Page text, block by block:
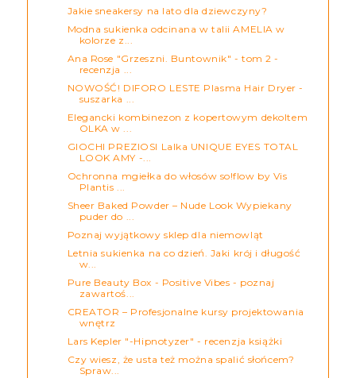
Jakie sneakersy na lato dla dziewczyny?
Modna sukienka odcinana w talii AMELIA w
kolorze z...
Ana Rose "Grzeszni. Buntownik" - tom 2 -
recenzja ...
NOWOŚĆ! DIFORO LESTE Plasma Hair Dryer -
suszarka ...
Elegancki kombinezon z kopertowym dekoltem
OLKA w ...
GIOCHI PREZIOSI Lalka UNIQUE EYES TOTAL
LOOK AMY -...
Ochronna mgiełka do włosów so!flow by Vis
Plantis ...
Sheer Baked Powder – Nude Look Wypiekany
puder do ...
Poznaj wyjątkowy sklep dla niemowląt
Letnia sukienka na co dzień. Jaki krój i długość
w...
Pure Beauty Box - Positive Vibes - poznaj
zawartoś...
CREATOR – Profesjonalne kursy projektowania
wnętrz
Lars Kepler "-Hipnotyzer" - recenzja książki
Czy wiesz, że usta też można spalić słońcem?
Spraw...